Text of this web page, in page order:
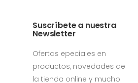
Suscríbete a nuestra
Newsletter
Ofertas epeciales en
productos, novedades de
la tienda online y mucho